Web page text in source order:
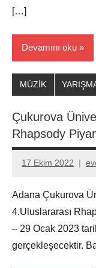
[…]
Devamını oku
MÜZİK
Çukurova
Rhapsody
17 Ekim 2022
Adana Çukurova
4.Uluslararası
– 29 Ocak 2023
gerçekleşecektir.